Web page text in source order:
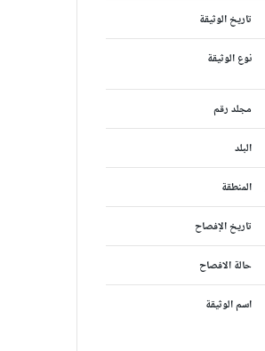
تاريخ الوثيقة
نوع الوثيقة
مجلد رقم
البلد
المنطقة
تاريخ الإفصاح
حالة الافصاح
اسم الوثيقة